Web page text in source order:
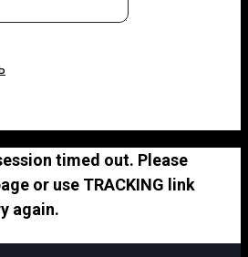
timed out. Please
or use TRACKING link
again.